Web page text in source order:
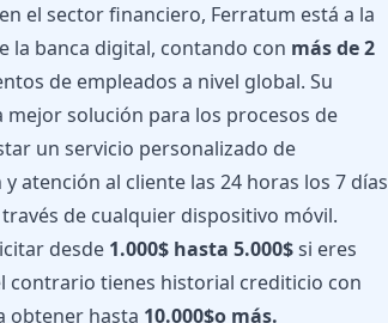
el sector financiero, Ferratum está a la
la banca digital, contando con más de 2
de empleados a nivel global. Su
solución para los procesos de
un servicio personalizado de
atención al cliente las 24 horas los 7 días
de cualquier dispositivo móvil.
desde 1.000$ hasta 5.000$si eres
contrario tienes historial crediticio con
obtener hasta 10.000$o más.